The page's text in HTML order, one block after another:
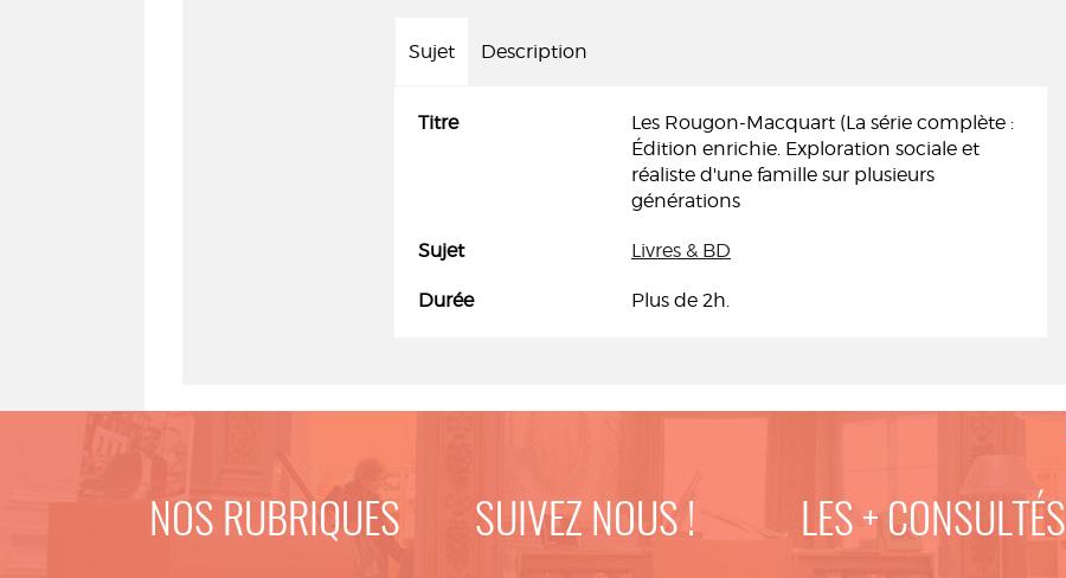
Sujet Description
Titre
Les Rougon-Macquart (La série complète :
Édition enrichie. Exploration sociale et
réaliste d'une famille sur plusieurs
générations
Sujet Livres & BD
Durée Plus de 2h.
NOS RUBRIQUES SUIVEZ NOUS ! LES + CONSULTÉS